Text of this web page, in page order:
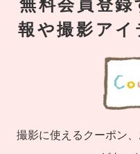
無料会員登
報や撮影ア
撮影に使えるクーポン